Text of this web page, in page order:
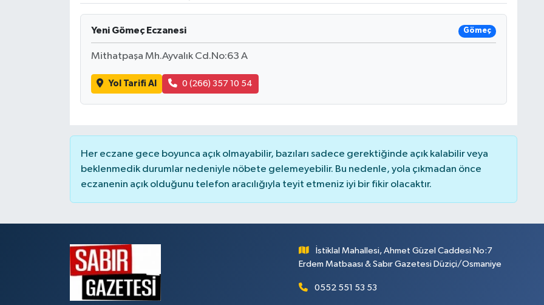
Yeni Gömeç Eczanesi Gömeç
Mithatpaşa Mh.Ayvalık Cd.No:63 A
Yol Tarifi Al 0 (266) 357 10 54
Her eczane gece boyunca açık olmayabilir, bazıları sadece gerektiğinde açık kalabilir veya
beklenmedik durumlar nedeniyle nöbete gelemeyebilir. Bu nedenle, yola çıkmadan önce
eczanenin açık olduğunu telefon aracılığıyla teyit etmeniz iyi bir fikir olacaktır.
İstiklal Mahallesi, Ahmet Güzel Caddesi No:7
Erdem Matbaası & Sabır Gazetesi Düziçi/Osmaniye
0552 551 53 53